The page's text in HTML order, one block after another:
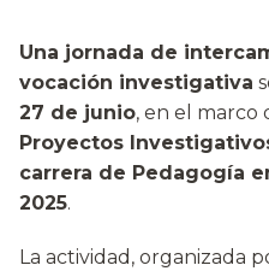
Una jornada de
vocación investigativa
27 de junio, en el marco
Proyectos
carrera de Pedagogía
2025.
La actividad, organizada